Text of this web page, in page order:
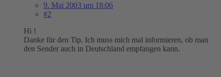
9. Mai 2003 um 18:06
#2
Hi !
Danke für den Tip. Ich muss mich mal informieren, ob man
den Sender auch in Deutschland empfangen kann.